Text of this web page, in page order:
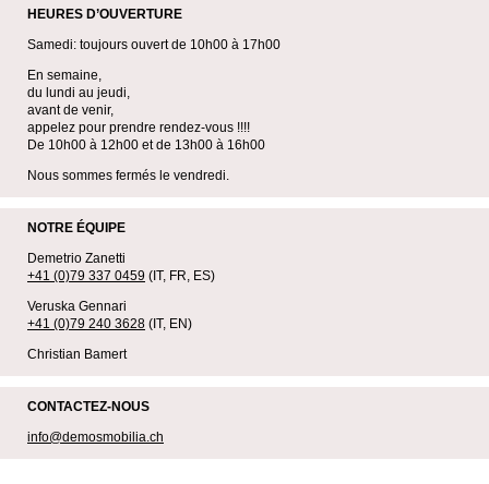
HEURES D’OUVERTURE
Samedi: toujours ouvert de 10h00 à 17h00
En semaine,
du lundi au jeudi,
avant de venir,
appelez pour prendre rendez-vous !!!!
De 10h00 à 12h00 et de 13h00 à 16h00
Nous sommes fermés le vendredi.
NOTRE ÉQUIPE
Demetrio Zanetti
+41 (0)79 337 0459 (IT, FR, ES)
Veruska Gennari
+41 (0)79 240 3628 (IT, EN)
Christian Bamert
CONTACTEZ-NOUS
info@demosmobilia.ch